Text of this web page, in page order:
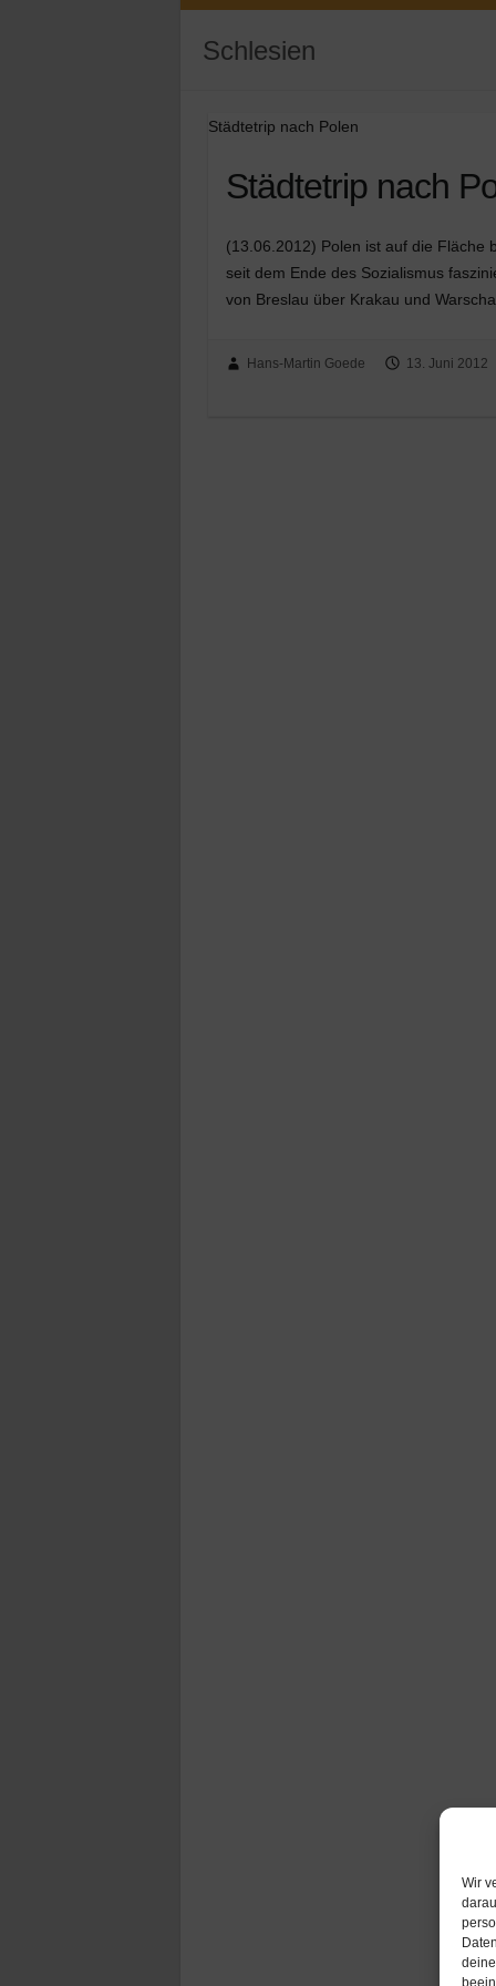
Wir
Schlesien
Städtetrip nach Polen
Städtetrip nach
(13.06.2012) Polen ist auf die Fläche
seit dem Ende des Sozialismus
von Breslau über Krakau und
Hans-Martin Goede 13. Juni 2012